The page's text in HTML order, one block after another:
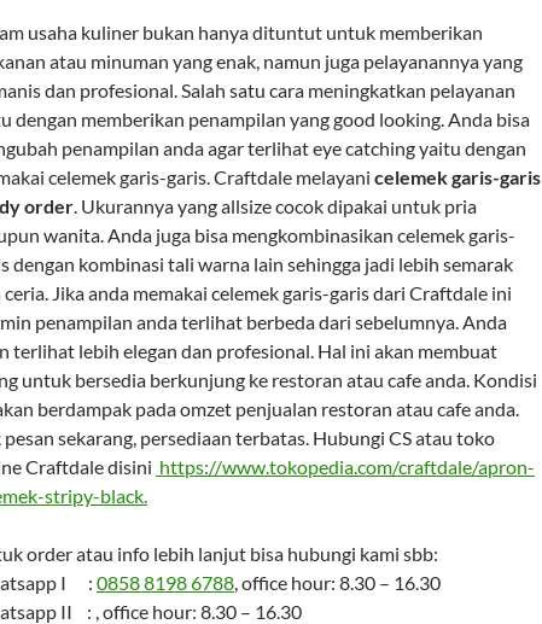
usaha kuliner bukan hanya dituntut untuk memberikan
atau minuman yang enak, namun juga pelayanannya yang
dan profesional. Salah satu cara meningkatkan pelayanan
dengan memberikan penampilan yang good looking. Anda bisa
penampilan anda agar terlihat eye catching yaitu dengan
celemek garis-garis. Craftdale melayani celemek garis-garis
order. Ukurannya yang allsize cocok dipakai untuk pria
wanita. Anda juga bisa mengkombinasikan celemek garis-
dengan kombinasi tali warna lain sehingga jadi lebih semarak
ceria. Jika anda memakai celemek garis-garis dari Craftdale ini
penampilan anda terlihat berbeda dari sebelumnya. Anda
terlihat lebih elegan dan profesional. Hal ini akan membuat
untuk bersedia berkunjung ke restoran atau cafe anda. Kondisi
berdampak pada omzet penjualan restoran atau cafe anda.
pesan sekarang, persediaan terbatas. Hubungi CS atau toko
Craftdale disini https://www.tokopedia.com/craftdale/apron-
stripy-black.
order atau info lebih lanjut bisa hubungi kami sbb:
I : 0858 8198 6788, office hour: 8.30 – 16.30
II : , office hour: 8.30 – 16.30